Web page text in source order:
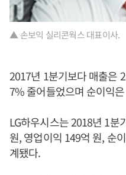
▲ 손보익 실리콘웍스 대표이사.
2017년 1분기보다 매출은
7% 줄어들었으며 순이익
LG하우시스는 2018년 1분
원, 영업이익 149억 원, 순
계됐다.